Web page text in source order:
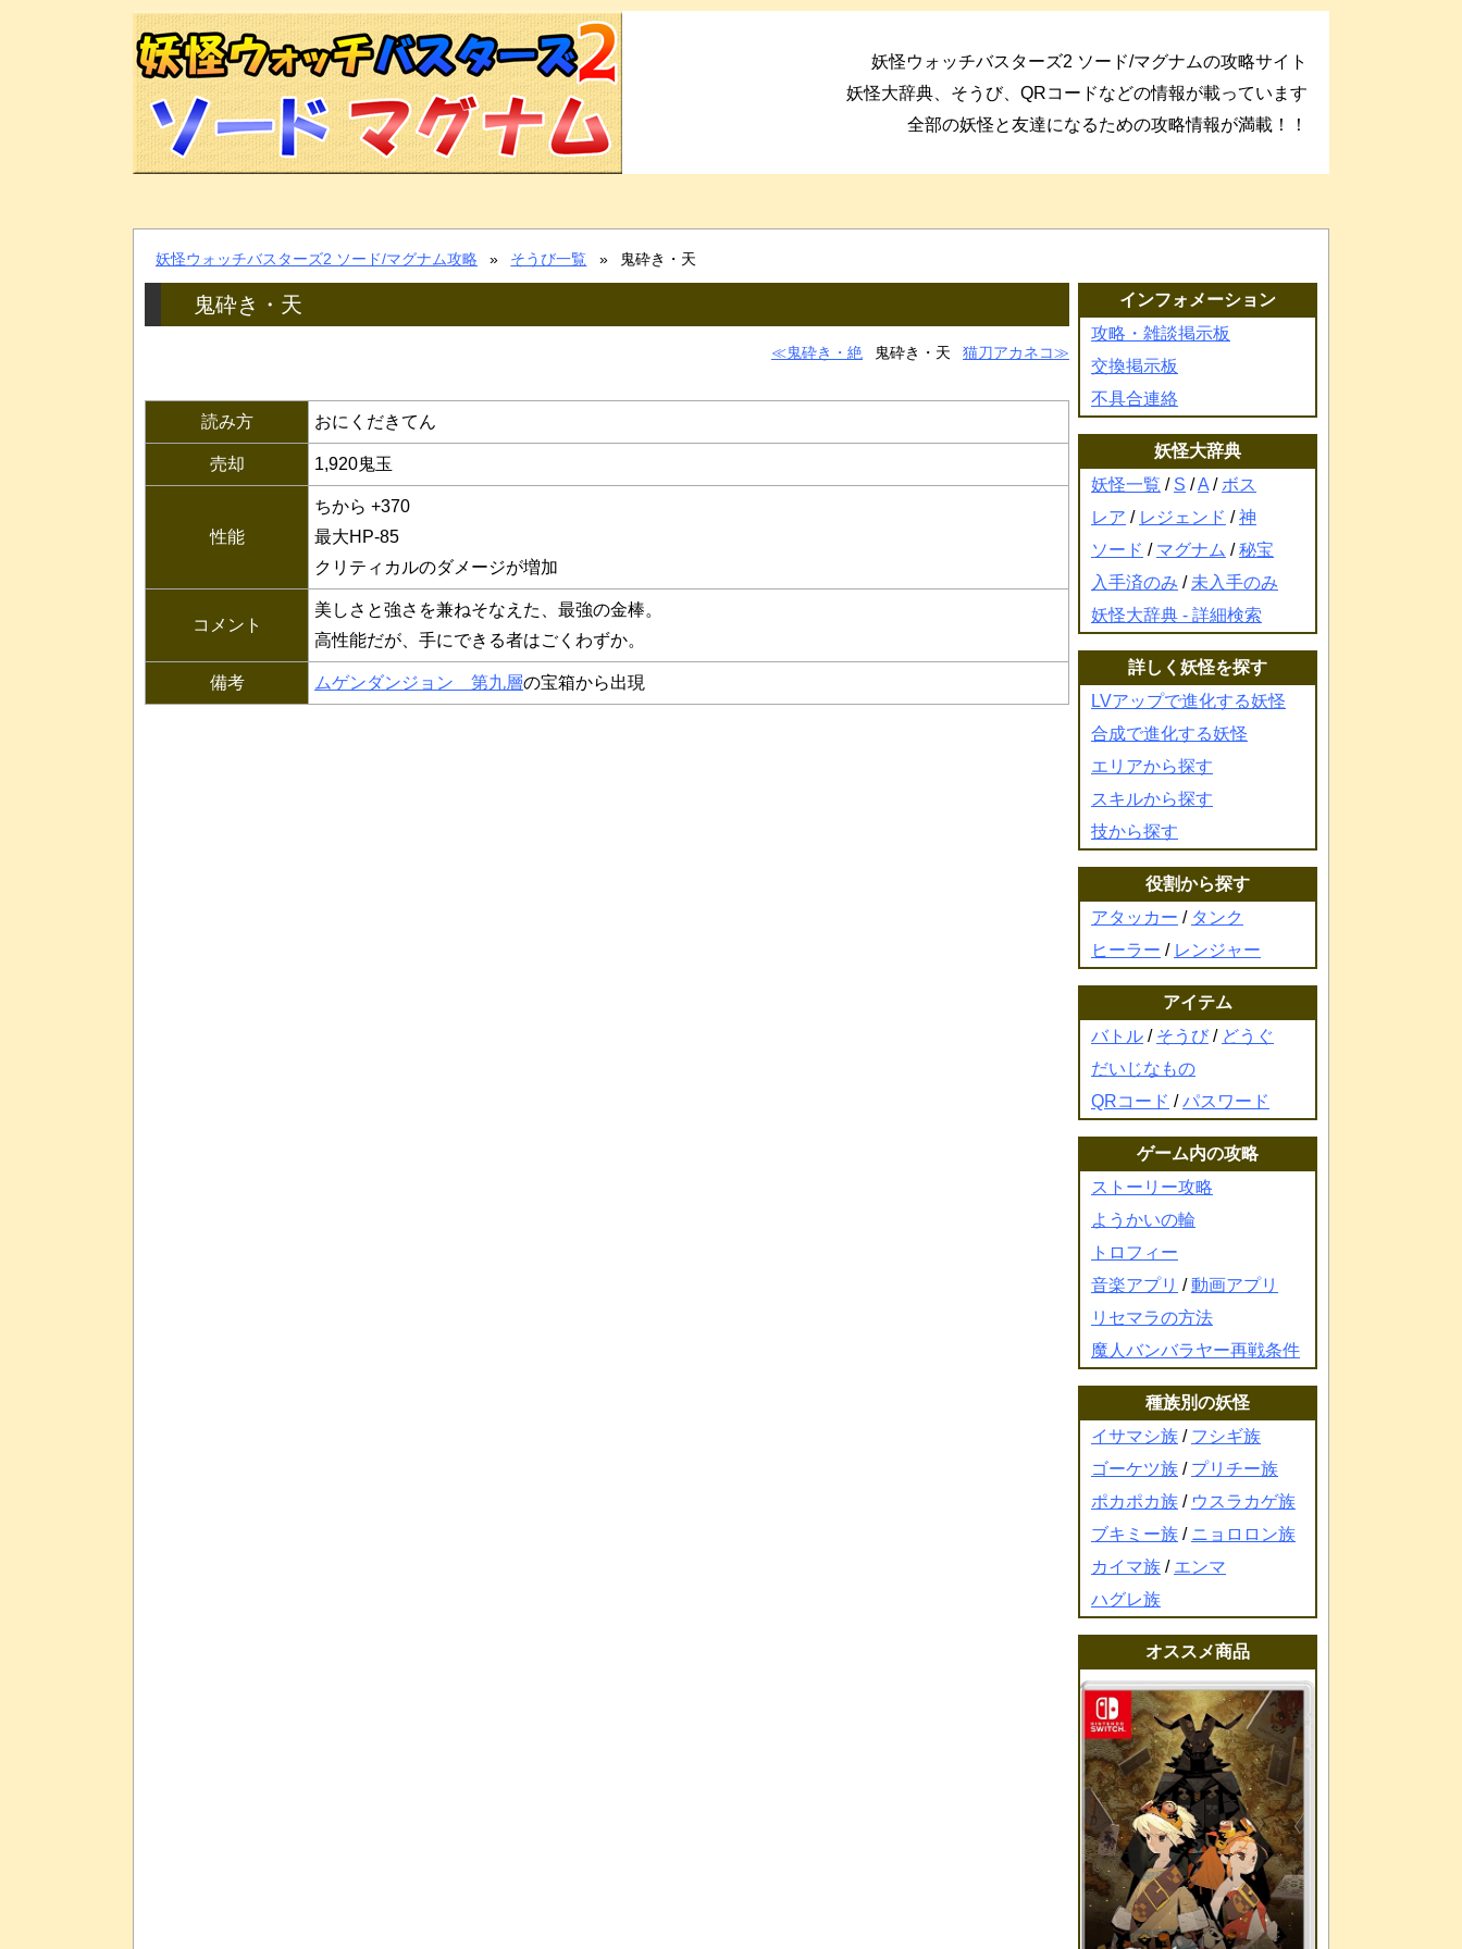
妖怪ウォッチバスターズ2 ソード/マグナムの攻略サイト
妖怪大辞典、そうび、QRコードなどの情報が載っています
全部の妖怪と友達になるための攻略情報が満載！！
妖怪ウォッチバスターズ2 ソード/マグナム攻略 そうび一覧 鬼砕き・天
鬼砕き・天
鬼砕き・絶 鬼砕き・天 猫刀アカネコ
読み方 おにくだきてん
売却 1,920鬼玉
性能
ちから +370
最大HP-85
クリティカルのダメージが増加
コメント
美しさと強さを兼ねそなえた、最強の金棒。
高性能だが、手にできる者はごくわずか。
備考 ムゲンダンジョン 第九層の宝箱から出現
インフォメーション
攻略・雑談掲示板
交換掲示板
不具合連絡
妖怪大辞典
妖怪一覧 / S /A / ボス
レア / レジェンド /神
ソード / マグナム /秘宝
入手済のみ / 未入手のみ
妖怪大辞典 - 詳細検索
詳しく妖怪を探す
LVアップで進化する妖怪
合成で進化する妖怪
エリアから探す
スキルから探す
技から探す
役割から探す
アタッカー / タンク
ヒーラー / レンジャー
アイテム
バトル / そうび / どうぐ
だいじなもの
QRコード /パスワード
ゲーム内の攻略
ストーリー攻略
ようかいの輪
トロフィー
音楽アプリ /動画アプリ
リセマラの方法
魔人バンバラヤー再戦条件
種族別の妖怪
イサマシ族 / フシギ族
ゴーケツ族 / プリチー族
ポカポカ族 / ウスラカゲ族
ブキミー族 / ニョロロン族
カイマ族 / エンマ
ハグレ族
オススメ商品